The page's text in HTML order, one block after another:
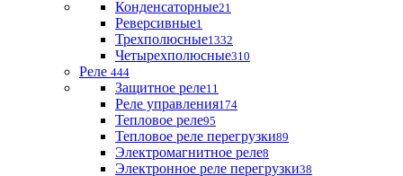
Конденсаторные21
Реверсивные1
Трехполюсные1332
Четырехполюсные310
Реле 444
Защитное реле11
Реле управления174
Тепловое реле95
Тепловое реле перегрузки89
Электромагнитное реле8
Электронное реле перегрузки38